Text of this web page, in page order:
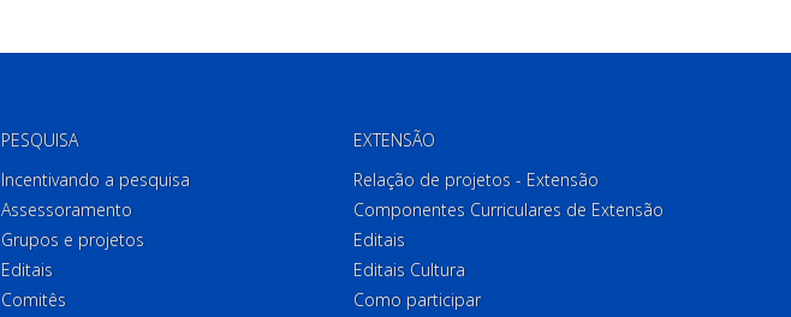
PESQUISA
Incentivando a pesquisa
Assessoramento
Grupos e projetos
Editais
Comitês
EXTENSÃO
Relação de projetos - Extensão
Componentes Curriculares de Extensão
Editais
Editais Cultura
Como participar